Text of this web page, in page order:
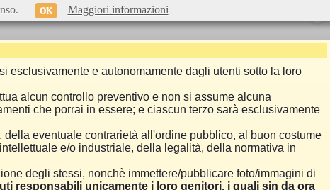
esclusivamente e autonomamente dagli utenti sotto la loro
alcun controllo preventivo e non si assume alcuna
che porrai in essere; e ciascun terzo sarà esclusivamente
eventuale contrarietà all'ordine pubblico, al buon costume
e/o industriale, della legalità, della normativa in
degli stessi, nonchè immettere/pubblicare foto/immagini di
responsabili unicamente i loro genitori, i quali sin da ora
OK Maggiori informazioni